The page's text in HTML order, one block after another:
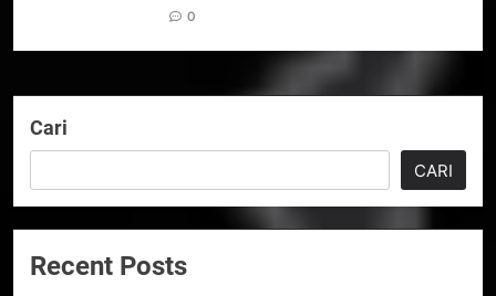
0
Cari
CARI
Recent Posts